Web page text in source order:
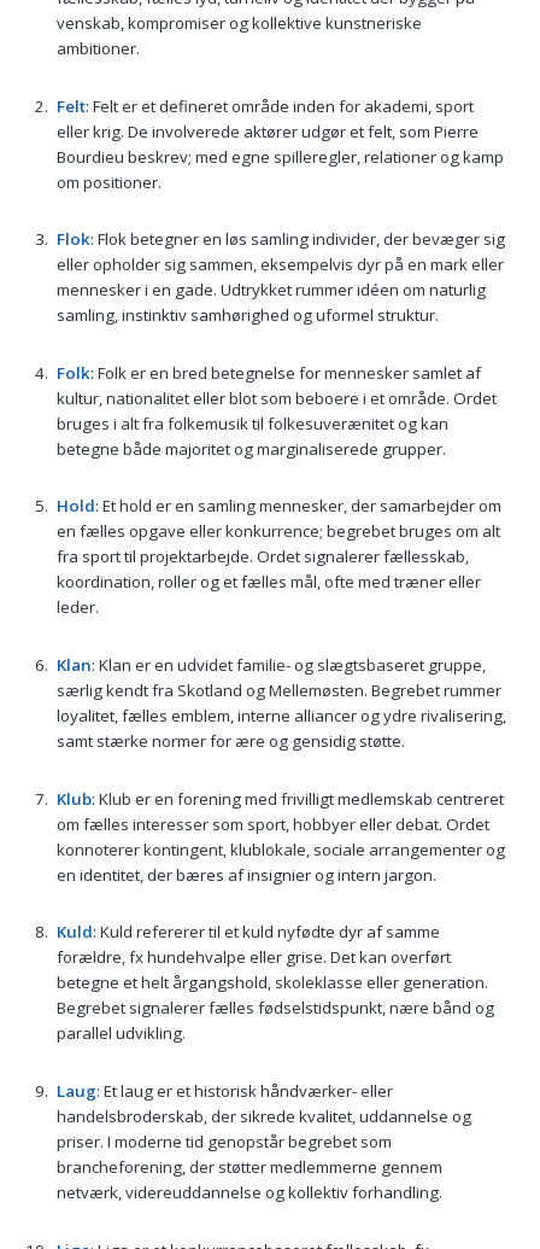
venskab, kompromiser og kollektive kunstneriske
ambitioner.
Felt: Felt er et defineret område inden for akademi, sport
eller krig. De involverede aktører udgør et felt, som Pierre
Bourdieu beskrev; med egne spilleregler, relationer og kamp
om positioner.
Flok: Flok betegner en løs samling individer, der bevæger sig
eller opholder sig sammen, eksempelvis dyr på en mark eller
mennesker i en gade. Udtrykket rummer idéen om naturlig
samling, instinktiv samhørighed og uformel struktur.
Folk: Folk er en bred betegnelse for mennesker samlet af
kultur, nationalitet eller blot som beboere i et område. Ordet
bruges i alt fra folkemusik til folkesuverænitet og kan
betegne både majoritet og marginaliserede grupper.
Hold: Et hold er en samling mennesker, der samarbejder om
en fælles opgave eller konkurrence; begrebet bruges om alt
fra sport til projektarbejde. Ordet signalerer fællesskab,
koordination, roller og et fælles mål, ofte med træner eller
leder.
Klan: Klan er en udvidet familie- og slægtsbaseret gruppe,
særlig kendt fra Skotland og Mellemøsten. Begrebet rummer
loyalitet, fælles emblem, interne alliancer og ydre rivalisering,
samt stærke normer for ære og gensidig støtte.
Klub: Klub er en forening med frivilligt medlemskab centreret
om fælles interesser som sport, hobbyer eller debat. Ordet
konnoterer kontingent, klublokale, sociale arrangementer og
en identitet, der bæres af insignier og intern jargon.
Kuld: Kuld refererer til et kuld nyfødte dyr af samme
forældre, fx hundehvalpe eller grise. Det kan overført
betegne et helt årgangshold, skoleklasse eller generation.
Begrebet signalerer fælles fødselstidspunkt, nære bånd og
parallel udvikling.
Laug: Et laug er et historisk håndværker- eller
handelsbroderskab, der sikrede kvalitet, uddannelse og
priser. I moderne tid genopstår begrebet som
brancheforening, der støtter medlemmerne gennem
netværk, videreuddannelse og kollektiv forhandling.